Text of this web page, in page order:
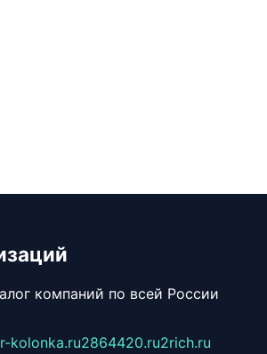
компаний по всей России
kolonka.ru2864420.ru2rich.ru